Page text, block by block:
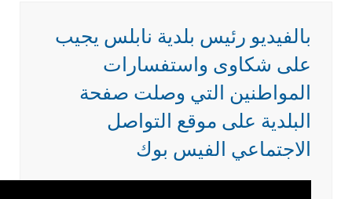
بالفيديو رئيس بلدية نابلس يجيب
على شكاوى واستفسارات
المواطنين التي وصلت صفحة
البلدية على موقع التواصل
الاجتماعي الفيس بوك